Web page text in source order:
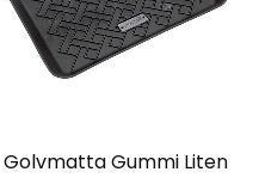
Golvmatta Gummi Liten